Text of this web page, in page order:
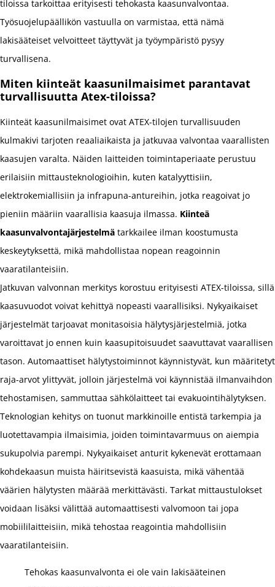
tiloissa tarkoittaa erityisesti tehokasta kaasunvalvontaa.
Työsuojelupäällikön vastuulla on varmistaa, että nämä
lakisääteiset velvoitteet täyttyvät ja työympäristö pysyy
turvallisena.
Miten kiinteät kaasunilmaisimet parantavat
turvallisuutta Atex-tiloissa?
Kiinteät kaasunilmaisimet ovat ATEX-tilojen turvallisuuden
kulmakivi tarjoten reaaliaikaista ja jatkuvaa valvontaa vaarallisten
kaasujen varalta. Näiden laitteiden toimintaperiaate perustuu
erilaisiin mittausteknologioihin, kuten katalyyttisiin,
elektrokemiallisiin ja infrapuna-antureihin, jotka reagoivat jo
pieniin määriin vaarallisia kaasuja ilmassa. Kiinteä
kaasunvalvontajärjestelmä tarkkailee ilman koostumusta
keskeytyksettä, mikä mahdollistaa nopean reagoinnin
vaaratilanteisiin.
Jatkuvan valvonnan merkitys korostuu erityisesti ATEX-tiloissa, sillä
kaasuvuodot voivat kehittyä nopeasti vaarallisiksi. Nykyaikaiset
järjestelmät tarjoavat monitasoisia hälytysjärjestelmiä, jotka
varoittavat jo ennen kuin kaasupitoisuudet saavuttavat vaarallisen
tason. Automaattiset hälytystoiminnot käynnistyvät, kun määritetyt
raja-arvot ylittyvät, jolloin järjestelmä voi käynnistää ilmanvaihdon
tehostamisen, sammuttaa sähkölaitteet tai evakuointihälytyksen.
Teknologian kehitys on tuonut markkinoille entistä tarkempia ja
luotettavampia ilmaisimia, joiden toimintavarmuus on aiempia
sukupolvia parempi. Nykyaikaiset anturit kykenevät erottamaan
kohdekaasun muista häiritsevistä kaasuista, mikä vähentää
väärien hälytysten määrää merkittävästi. Tarkat mittaustulokset
voidaan lisäksi välittää automaattisesti valvomoon tai jopa
mobiililaitteisiin, mikä tehostaa reagointia mahdollisiin
vaaratilanteisiin.
Tehokas kaasunvalvonta ei ole vain lakisääteinen